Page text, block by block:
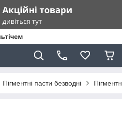
Пігментні пасти безводні